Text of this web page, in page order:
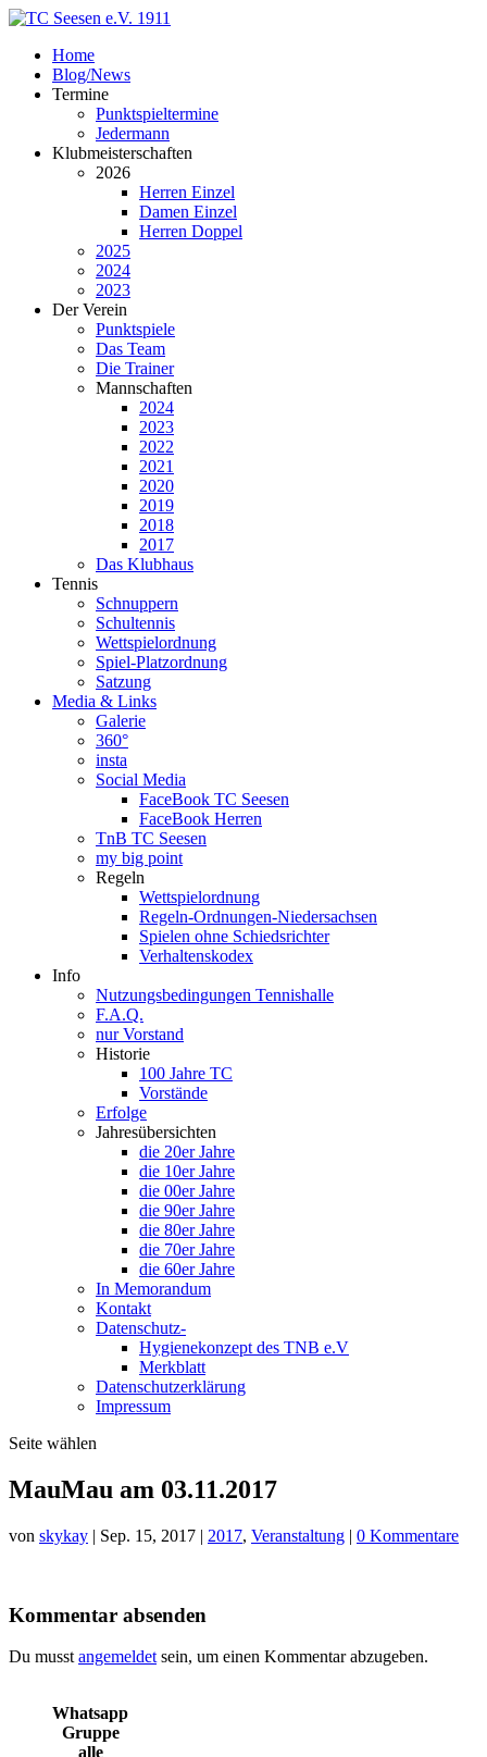
Home
Blog/News
Termine
Punktspieltermine
Jedermann
Klubmeisterschaften
2026
Herren Einzel
Damen Einzel
Herren Doppel
2025
2024
2023
Der Verein
Punktspiele
Das Team
Die Trainer
Mannschaften
2024
2023
2022
2021
2020
2019
2018
2017
Das Klubhaus
Tennis
Schnuppern
Schultennis
Wettspielordnung
Spiel-Platzordnung
Satzung
Media & Links
Galerie
360°
insta
Social Media
FaceBook TC Seesen
FaceBook Herren
TnB TC Seesen
my big point
Regeln
Wettspielordnung
Regeln-Ordnungen-Niedersachsen
Spielen ohne Schiedsrichter
Verhaltenskodex
Info
Nutzungsbedingungen Tennishalle
F.A.Q.
nur Vorstand
Historie
100 Jahre TC
Vorstände
Erfolge
Jahresübersichten
die 20er Jahre
die 10er Jahre
die 00er Jahre
die 90er Jahre
die 80er Jahre
die 70er Jahre
die 60er Jahre
In Memorandum
Kontakt
Datenschutz-
Hygienekonzept des TNB e.V
Merkblatt
Datenschutzerklärung
Impressum
Seite wählen
MauMau am 03.11.2017
von skykay | Sep. 15, 2017 | 2017, Veranstaltung | 0 Kommentare
Kommentar absenden
Du musst angemeldet sein, um einen Kommentar abzugeben.
Whatsapp
Gruppe
alle